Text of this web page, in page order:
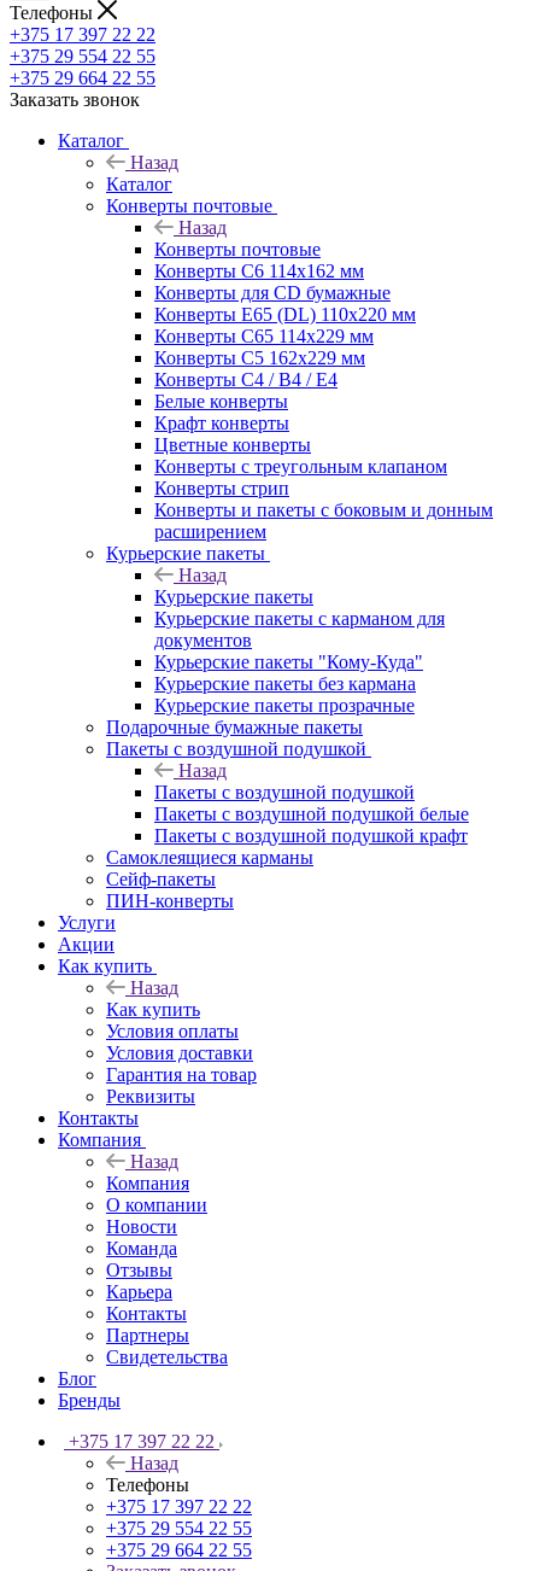
Телефоны
+375 17 397 22 22
+375 29 554 22 55
+375 29 664 22 55
Заказать звонок
Каталог
Назад
Каталог
Конверты почтовые
Назад
Конверты почтовые
Конверты С6 114х162 мм
Конверты для CD бумажные
Конверты E65 (DL) 110х220 мм
Конверты С65 114х229 мм
Конверты С5 162х229 мм
Конверты С4 / B4 / E4
Белые конверты
Крафт конверты
Цветные конверты
Конверты с треугольным клапаном
Конверты стрип
Конверты и пакеты с боковым и донным
расширением
Курьерские пакеты
Назад
Курьерские пакеты
Курьерские пакеты с карманом для
документов
Курьерские пакеты "Кому-Куда"
Курьерские пакеты без кармана
Курьерские пакеты прозрачные
Подарочные бумажные пакеты
Пакеты с воздушной подушкой
Назад
Пакеты с воздушной подушкой
Пакеты с воздушной подушкой белые
Пакеты с воздушной подушкой крафт
Самоклеящиеся карманы
Сейф-пакеты
ПИН-конверты
Услуги
Акции
Как купить
Назад
Как купить
Условия оплаты
Условия доставки
Гарантия на товар
Реквизиты
Контакты
Компания
Назад
Компания
О компании
Новости
Команда
Отзывы
Карьера
Контакты
Партнеры
Свидетельства
Блог
Бренды
+375 17 397 22 22
Назад
Телефоны
+375 17 397 22 22
+375 29 554 22 55
+375 29 664 22 55